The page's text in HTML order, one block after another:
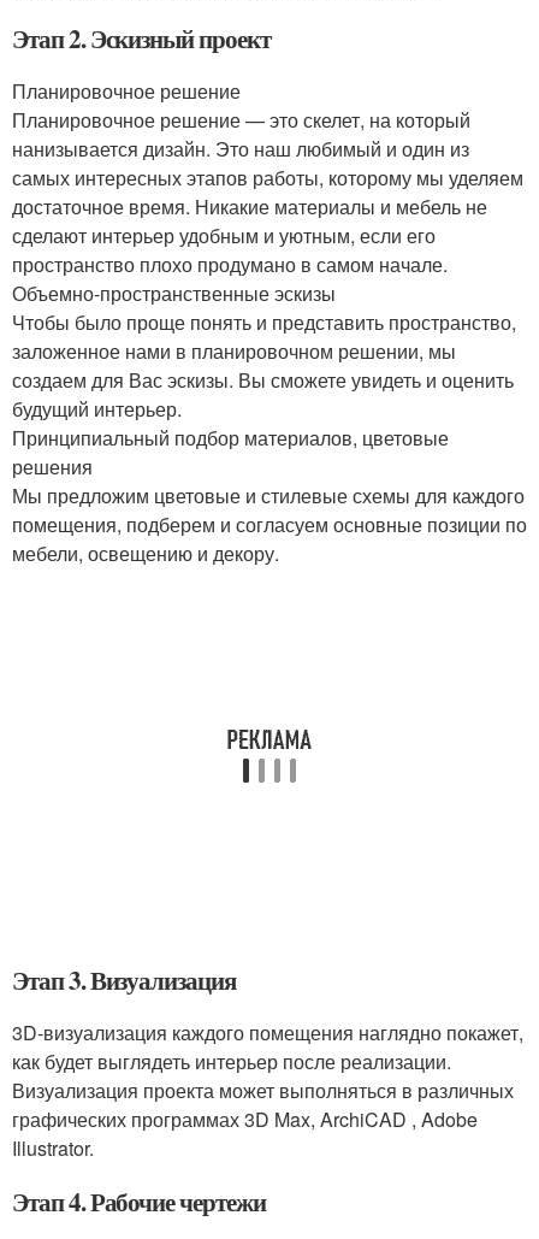
Этап 2. Эскизный проект
Планировочное решение
Планировочное решение — это скелет, на который
нанизывается дизайн. Это наш любимый и один из
самых интересных этапов работы, которому мы уделяем
достаточное время. Никакие материалы и мебель не
сделают интерьер удобным и уютным, если его
пространство плохо продумано в самом начале.
Объемно-пространственные эскизы
Чтобы было проще понять и представить пространство,
заложенное нами в планировочном решении, мы
создаем для Вас эскизы. Вы сможете увидеть и оценить
будущий интерьер.
Принципиальный подбор материалов, цветовые
решения
Мы предложим цветовые и стилевые схемы для каждого
помещения, подберем и согласуем основные позиции по
мебели, освещению и декору.
Этап 3. Визуализация
3D-визуализация каждого помещения наглядно покажет,
как будет выглядеть интерьер после реализации.
Визуализация проекта может выполняться в различных
графических программах 3D Max, ArchiCAD , Adobe
Illustrator.
Этап 4. Рабочие чертежи